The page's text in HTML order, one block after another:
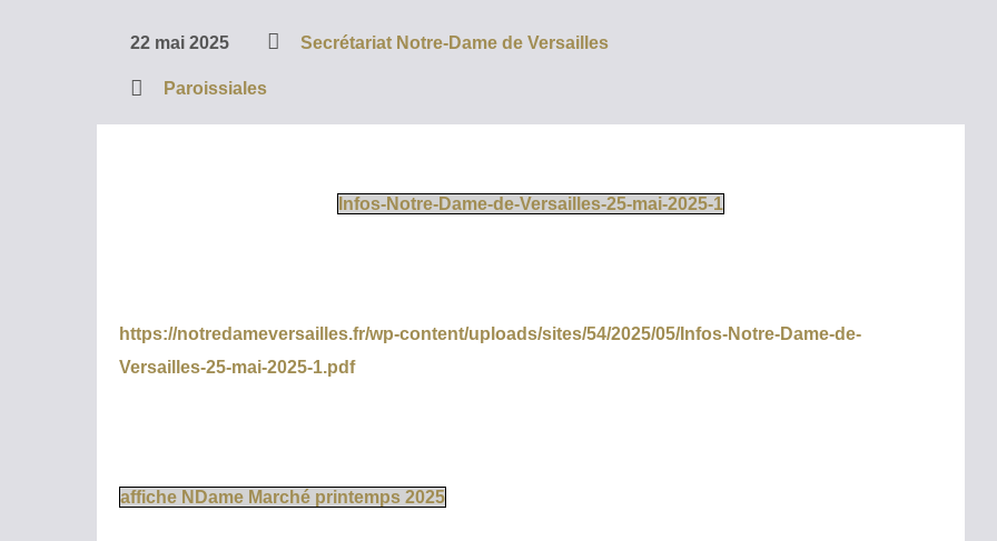
22 mai 2025 Secrétariat Notre-Dame de Versailles
Paroissiales
Infos-Notre-Dame-de-Versailles-25-mai-2025-1
https://notredameversailles.fr/wp-content/uploads/sites/54/2025/05/Infos-Notre-Dame-de-
Versailles-25-mai-2025-1.pdf
affiche NDame Marché printemps 2025